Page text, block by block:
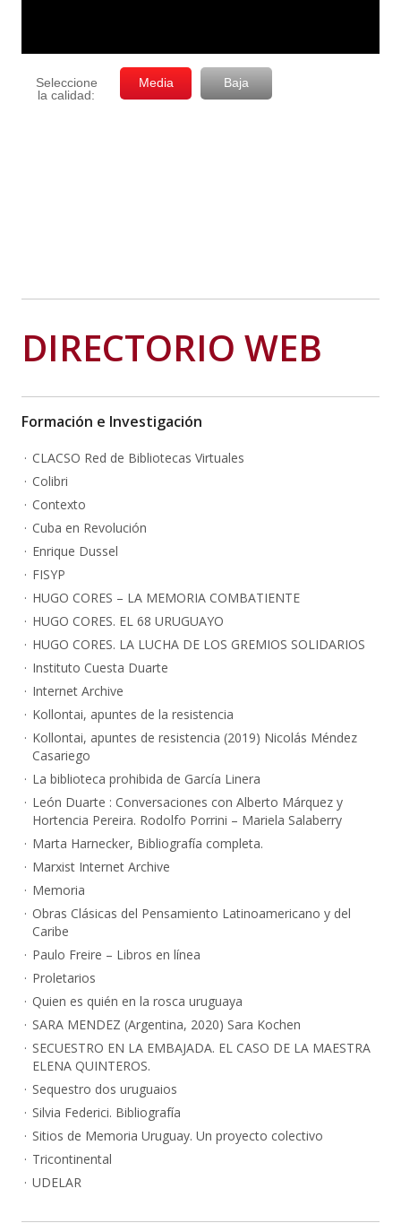
DIRECTORIO WEB
Formación e Investigación
CLACSO Red de Bibliotecas Virtuales
Colibri
Contexto
Cuba en Revolución
Enrique Dussel
FISYP
HUGO CORES – LA MEMORIA COMBATIENTE
HUGO CORES. EL 68 URUGUAYO
HUGO CORES. LA LUCHA DE LOS GREMIOS SOLIDARIOS
Instituto Cuesta Duarte
Internet Archive
Kollontai, apuntes de la resistencia
Kollontai, apuntes de resistencia (2019) Nicolás Méndez
Casariego
La biblioteca prohibida de García Linera
León Duarte : Conversaciones con Alberto Márquez y
Hortencia Pereira. Rodolfo Porrini – Mariela Salaberry
Marta Harnecker, Bibliografía completa.
Marxist Internet Archive
Memoria
Obras Clásicas del Pensamiento Latinoamericano y del
Caribe
Paulo Freire – Libros en línea
Proletarios
Quien es quién en la rosca uruguaya
SARA MENDEZ (Argentina, 2020) Sara Kochen
SECUESTRO EN LA EMBAJADA. EL CASO DE LA MAESTRA
ELENA QUINTEROS.
Sequestro dos uruguaios
Silvia Federici. Bibliografía
Sitios de Memoria Uruguay. Un proyecto colectivo
Tricontinental
UDELAR